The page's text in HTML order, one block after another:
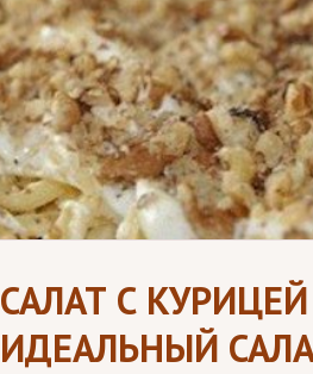
САЛАТ С
ИДЕАЛЬНЫЙ